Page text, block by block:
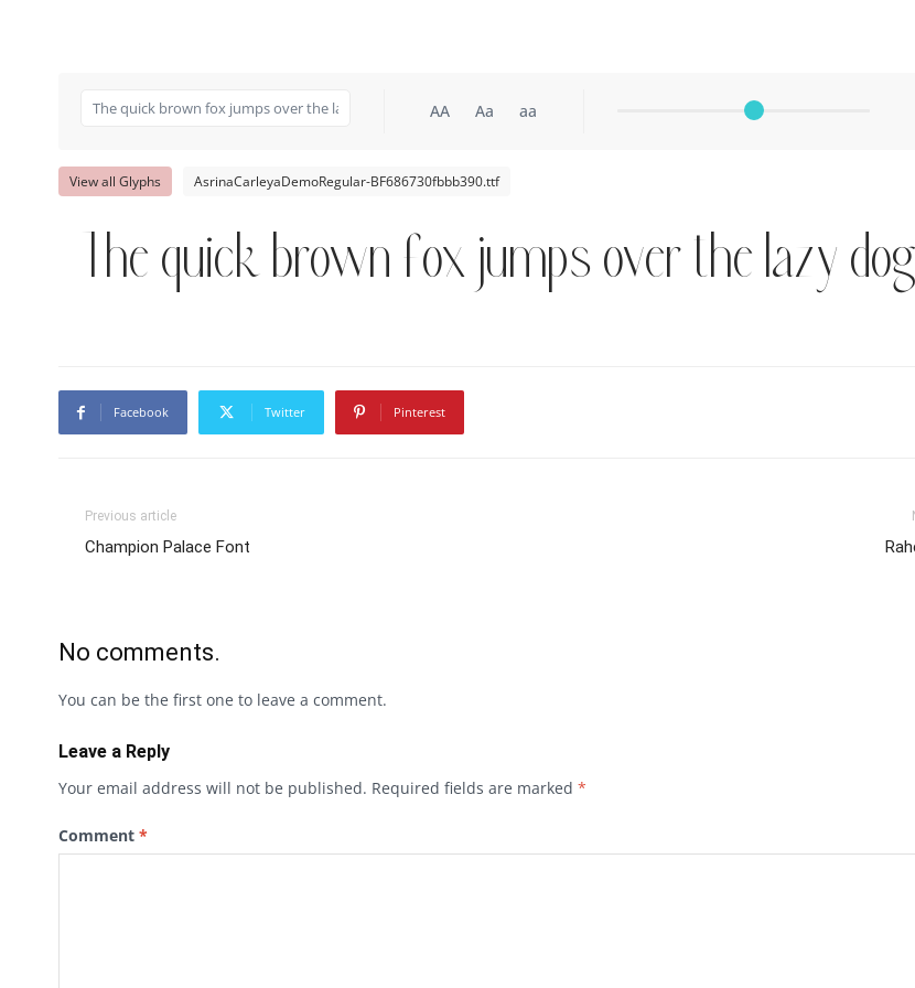
AA Aa aa
View all Glyphs AsrinaCarleyaDemoRegular-BF686730fbbb390.ttf
The quick brown fox jumps over the lazy dog
Facebook Twitter Pinterest
Previous article
Champion Palace Font
No comments.
You can be the first one to leave a comment.
Leave a Reply
Your email address will not be published. Required fields are marked *
Comment *